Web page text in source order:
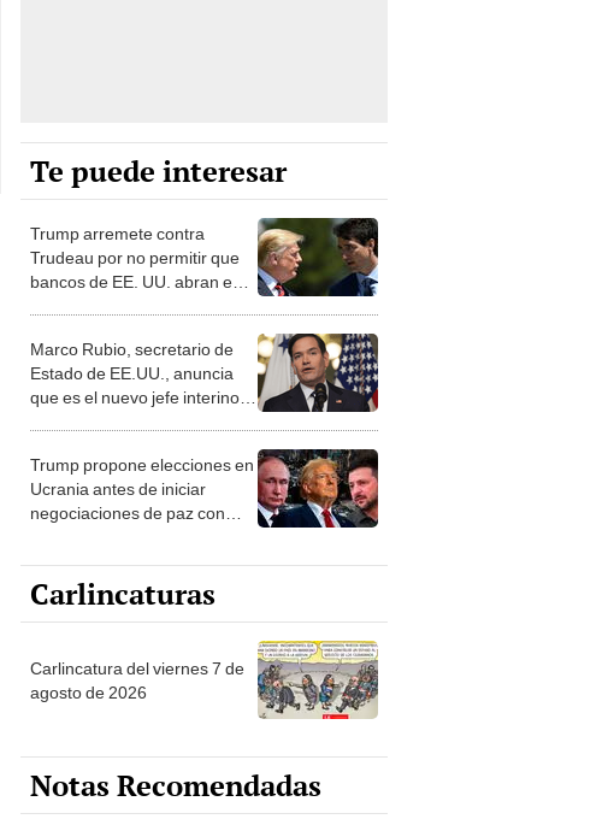
Te puede interesar
Trump arremete contra
Trudeau por no permitir que
bancos de EE. UU. abran en
Marco Rubio, secretario de
Estado de EE.UU., anuncia
que es el nuevo jefe interino
Trump propone elecciones en
Ucrania antes de iniciar
negociaciones de paz con
democracia sólida"
Carlincaturas
Carlincatura del viernes 7 de
agosto de 2026
Notas Recomendadas